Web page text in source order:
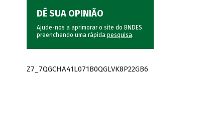
DÊ SUA OPINIÃO
Ajude-nos a aprimorar o site do BNDES
preenchendo uma rápida pesquisa.
Z7_7QGCHA41L071B0QGLVK8P22GB6